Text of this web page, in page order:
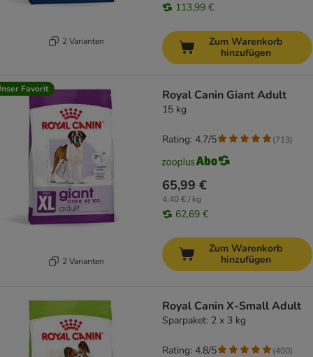
2 Varianten
113,99 €
Zum Warenkorb
hinzufügen
Favorit
2 Varianten
Royal Canin Giant Adult
15 kg
65,99 €
4,40 € / kg
62,69 €
Rating: 4.7/5 (713)
Zum Warenkorb
hinzufügen
Royal Canin X-Small Adult
Sparpaket: 2 x 3 kg
Rating: 4.8/5 (400)